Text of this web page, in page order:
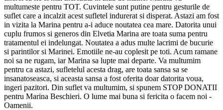
multumeste pentru TOT. Cuvintele sunt putine pentru gesturile de
suflet care a incalzit acest sufletel indurerat si disperat. Astazi am fost
in vizita la Marina pentru a-i aduce noutatea cea mare. Datorita unui
cuplu frumos si generos din Elvetia Marina are toata suma pentru
tratamentul ei indelungat. Noutatea a adus multe lacrimi de bucurie
si parintilor si Marinei. Emotiile ne-au coplesit pe toti. Acum ramane
noi sa ne rugam, iar Marina sa lupte mai departe. Va multumim
pentru ca astazi, sufletelul acesta drag, are toata sansa sa se
insanatoseasca, si aceasta sansa a fost oferita doar datorita voua,
ingeri pazitori. Din suflet va multumim, si spunem STOP DONATII
pentru Marina Beschieri. O lume mai buna si fericita o facem noi -
Oamenii.